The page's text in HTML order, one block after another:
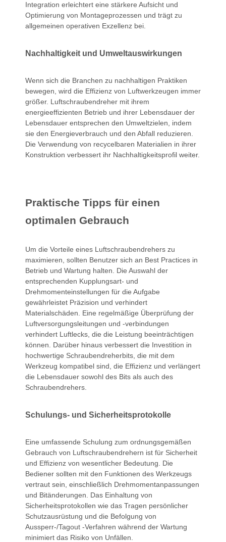
Integration erleichtert eine stärkere Aufsicht und
Optimierung von Montageprozessen und trägt zu
allgemeinen operativen Exzellenz bei.
Nachhaltigkeit und Umweltauswirkungen
Wenn sich die Branchen zu nachhaltigen Praktiken
bewegen, wird die Effizienz von Luftwerkzeugen immer
größer. Luftschraubendreher mit ihrem
energieeffizienten Betrieb und ihrer Lebensdauer der
Lebensdauer entsprechen den Umweltzielen, indem
sie den Energieverbrauch und den Abfall reduzieren.
Die Verwendung von recycelbaren Materialien in ihrer
Konstruktion verbessert ihr Nachhaltigkeitsprofil weiter.
Praktische Tipps für einen
optimalen Gebrauch
Um die Vorteile eines Luftschraubendrehers zu
maximieren, sollten Benutzer sich an Best Practices in
Betrieb und Wartung halten. Die Auswahl der
entsprechenden Kupplungsart- und
Drehmomenteinstellungen für die Aufgabe
gewährleistet Präzision und verhindert
Materialschäden. Eine regelmäßige Überprüfung der
Luftversorgungsleitungen und -verbindungen
verhindert Luftlecks, die die Leistung beeinträchtigen
können. Darüber hinaus verbessert die Investition in
hochwertige Schraubendreherbits, die mit dem
Werkzeug kompatibel sind, die Effizienz und verlängert
die Lebensdauer sowohl des Bits als auch des
Schraubendrehers.
Schulungs- und Sicherheitsprotokolle
Eine umfassende Schulung zum ordnungsgemäßen
Gebrauch von Luftschraubendrehern ist für Sicherheit
und Effizienz von wesentlicher Bedeutung. Die
Bediener sollten mit den Funktionen des Werkzeugs
vertraut sein, einschließlich Drehmomentanpassungen
und Bitänderungen. Das Einhaltung von
Sicherheitsprotokollen wie das Tragen persönlicher
Schutzausrüstung und die Befolgung von
Aussperr-/Tagout -Verfahren während der Wartung
minimiert das Risiko von Unfällen.